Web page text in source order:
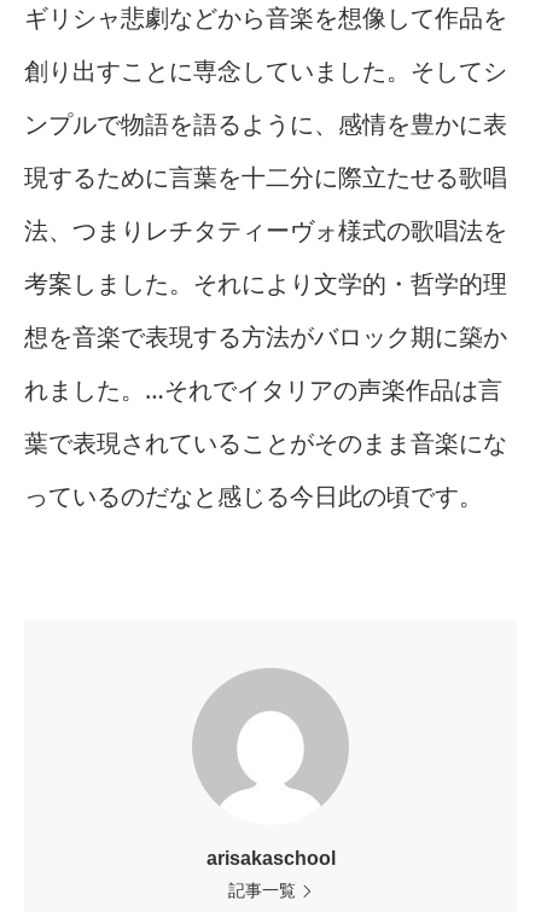
ギリシャ悲劇などから音楽を想像して作品を
創り出すことに専念していました。そしてシ
ンプルで物語を語るように、感情を豊かに表
現するために言葉を十二分に際立たせる歌唱
法、つまりレチタティーヴォ様式の歌唱法を
考案しました。それにより文学的・哲学的理
想を音楽で表現する方法がバロック期に築か
れました。…それでイタリアの声楽作品は言
葉で表現されていることがそのまま音楽にな
っているのだなと感じる今日此の頃です。
arisakaschool
記事一覧